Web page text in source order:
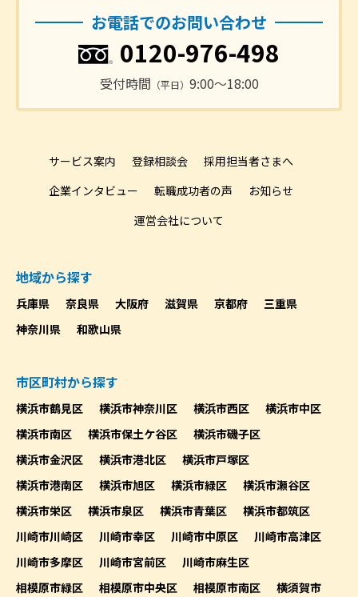
お電話でのお問い合わせ
0120-976-498
受付時間 （平日） 9:00〜18:00
サービス案内 登録相談会
採用担当者さまへ
企業インタビュー
転職成功者の声
お知らせ
運営会社について
地域から探す
兵庫県 奈良県 大阪府 滋賀県 京都府
三重県
神奈川県
和歌山県
市区町村から探す
横浜市鶴見区 横浜市神奈川区 横浜市西区
横浜市中区
横浜市南区
横浜市保土ケ谷区
横浜市磯子区
横浜市金沢区
横浜市港北区
横浜市戸塚区
横浜市港南区
横浜市旭区 横浜市緑区
横浜市瀬谷区
横浜市栄区
横浜市泉区 横浜市青葉区
横浜市都筑区
川崎市川崎区
川崎市幸区 川崎市中原区
川崎市高津区
川崎市多摩区
川崎市宮前区
川崎市麻生区
相模原市緑区
相模原市中央区 相模原市南区
横須賀市